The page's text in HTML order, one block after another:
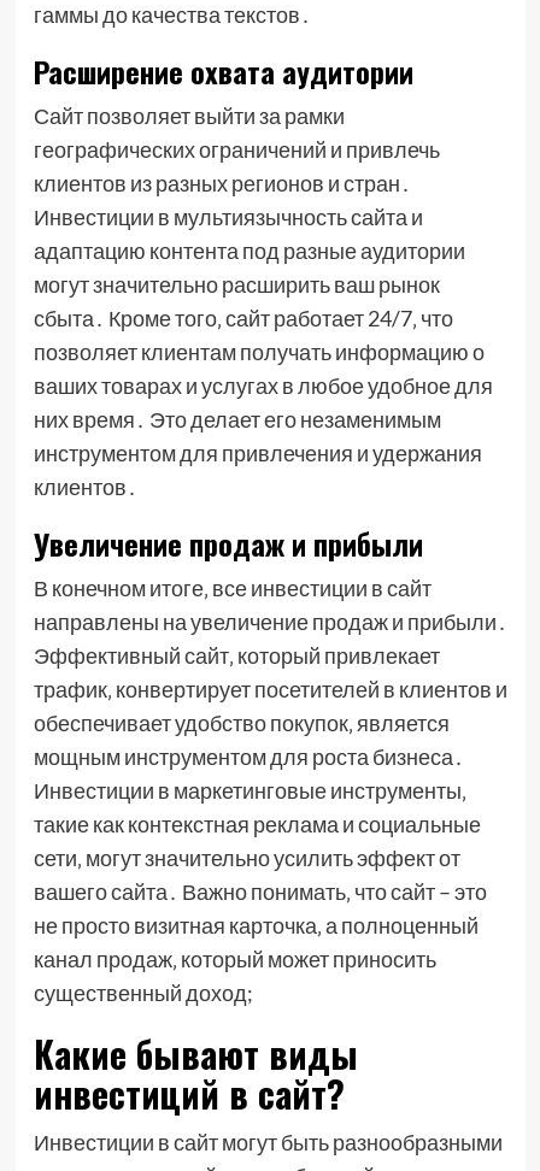
гаммы до качества текстов․
Расширение охвата аудитории
Сайт позволяет выйти за рамки
географических ограничений и привлечь
клиентов из разных регионов и стран․
Инвестиции в мультиязычность сайта и
адаптацию контента под разные аудитории
могут значительно расширить ваш рынок
сбыта․ Кроме того‚ сайт работает 24/7‚ что
позволяет клиентам получать информацию о
ваших товарах и услугах в любое удобное для
них время․ Это делает его незаменимым
инструментом для привлечения и удержания
клиентов․
Увеличение продаж и прибыли
В конечном итоге‚ все инвестиции в сайт
направлены на увеличение продаж и прибыли․
Эффективный сайт‚ который привлекает
трафик‚ конвертирует посетителей в клиентов и
обеспечивает удобство покупок‚ является
мощным инструментом для роста бизнеса․
Инвестиции в маркетинговые инструменты‚
такие как контекстная реклама и социальные
сети‚ могут значительно усилить эффект от
вашего сайта․ Важно понимать‚ что сайт – это
не просто визитная карточка‚ а полноценный
канал продаж‚ который может приносить
существенный доход;
Какие бывают виды
инвестиций в сайт?
Инвестиции в сайт могут быть разнообразными